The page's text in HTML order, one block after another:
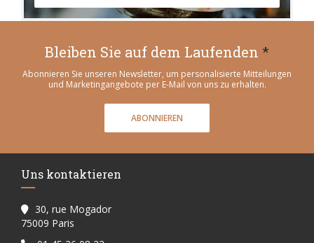
Bleiben Sie auf dem Laufenden *
Abonnieren Sie unseren Newsletter, um personalisierte Mitteilungen
und Marketingangebote per E-Mail von uns zu erhalten.
ABONNIEREN
Uns kontaktieren
30, rue Mogador
75009 Paris